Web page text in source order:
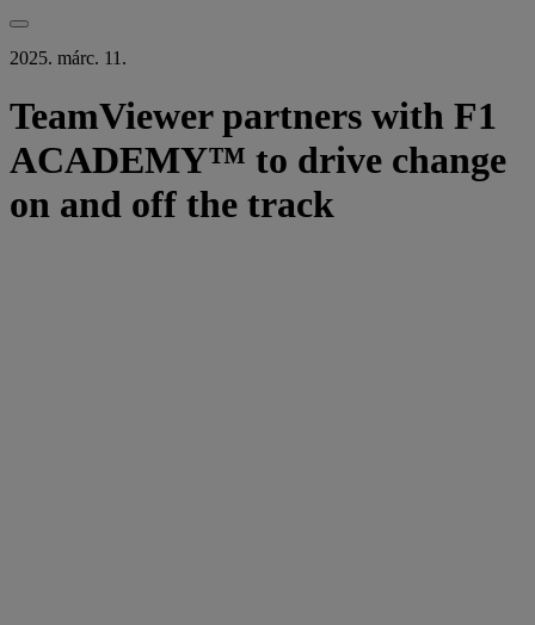
2025. márc. 11.
TeamViewer partners with F1
ACADEMY™ to drive change
on and off the track